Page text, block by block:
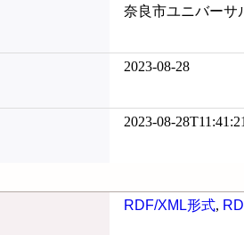
奈良市ユニバーサ
2023-08-28
2023-08-
RDF/XML形式,